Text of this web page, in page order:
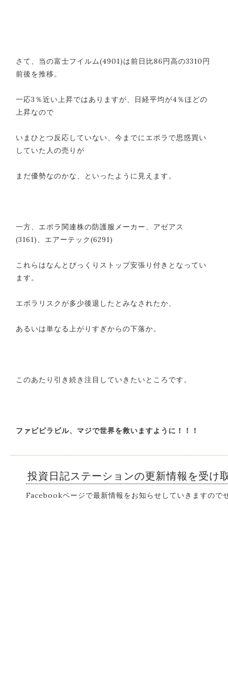
さて、当の富士フイルム(4901)は前日比86円高の3310円
前後を推移。
一応3％近い上昇ではありますが、日経平均が4％ほどの
上昇なので
いまひとつ反応していない、今までにエボラで思惑買い
していた人の売りが
まだ優勢なのかな、といったように見えます。
一方、エボラ関連株の防護服メーカー、アゼアス
(3161)、エアーテック(6291)
これらはなんとびっくりストップ安張り付きとなってい
ます。
エボラリスクが多少後退したとみなされたか、
あるいは単なる上がりすぎからの下落か。
このあたり引き続き注目していきたいところです。
ファビピラビル、マジで世界を救いますように！！！
投資日記ステーションの更新情報を受け
Facebookページで最新情報をお知らせしていきますので